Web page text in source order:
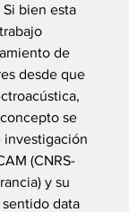
Si bien esta
de
desde que
se
investigación
(CNRS-
y su
data